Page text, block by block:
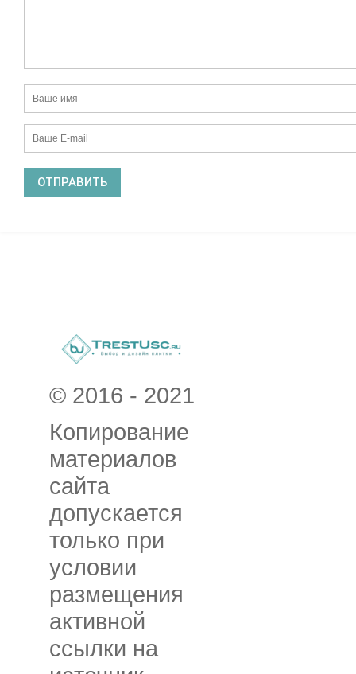
© 2016 - 2021
Копирование
материалов
сайта
допускается
только при
условии
размещения
активной
ссылки на